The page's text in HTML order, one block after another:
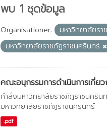
พบ 1 ชุดข้อมูล
Organisationer: มหาวิทยาลัยร
มหาวิทยาลัยราชภัฏราชนครินทร์
คณะอนุกรรมการดำเนินการเกี่
คำสั่งมหาวิทยาลัยราชภัฏราชนคริ
มหาวิทยาลัยราชภัฏราชนครินทร์
.pdf